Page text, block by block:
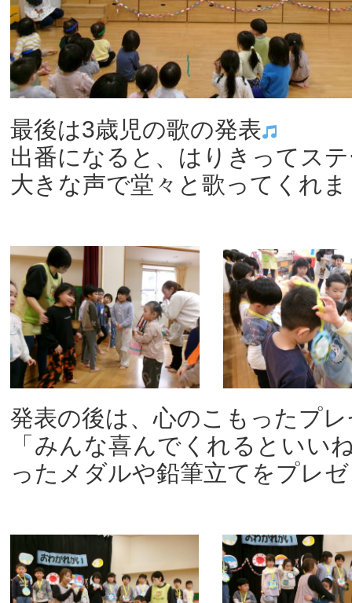
最後は3歳児の歌の発表
出番になると、はりきってス
大きな声で堂々と歌ってくれ
発表の後は、心のこもったプ
「みんな喜んでくれるといい
ったメダルや鉛筆立てをプレ